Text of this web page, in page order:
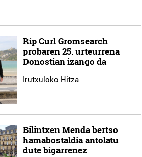
Rip Curl Gromsearch
probaren 25. urteurrena
Donostian izango da
Irutxuloko Hitza
Bilintxen Menda bertso
hamabostaldia antolatu
dute bigarrenez